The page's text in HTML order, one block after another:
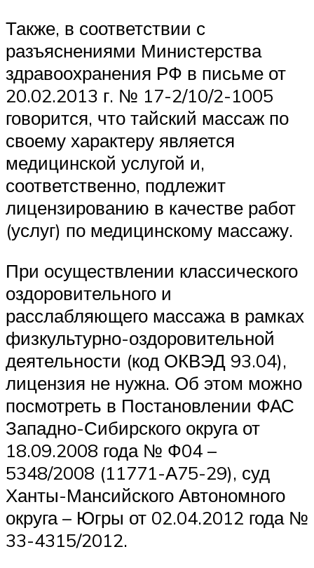
Также, в соответствии с
разъяснениями Министерства
здравоохранения РФ в письме от
20.02.2013 г. № 17-2/10/2-1005
говорится, что тайский массаж по
своему характеру является
медицинской услугой и,
соответственно, подлежит
лицензированию в качестве работ
(услуг) по медицинскому массажу.
При осуществлении классического
оздоровительного и
расслабляющего массажа в рамках
физкультурно-оздоровительной
деятельности (код ОКВЭД 93.04),
лицензия не нужна. Об этом можно
посмотреть в Постановлении ФАС
Западно-Сибирского округа от
18.09.2008 года № Ф04 –
5348/2008 (11771-А75-29), суд
Ханты-Мансийского Автономного
округа – Югры от 02.04.2012 года №
33-4315/2012.